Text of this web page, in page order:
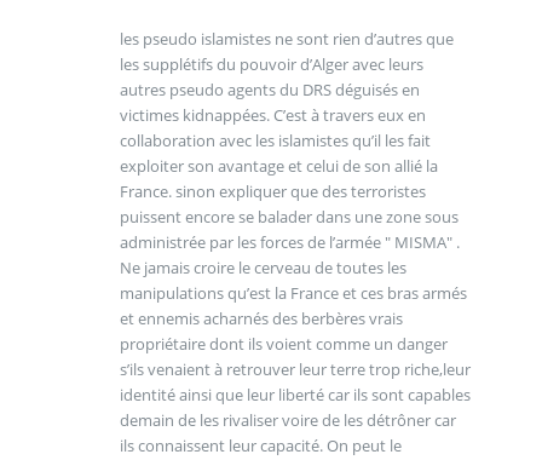
les pseudo islamistes ne sont rien d’autres que
les supplétifs du pouvoir d’Alger avec leurs
autres pseudo agents du DRS déguisés en
victimes kidnappées. C’est à travers eux en
collaboration avec les islamistes qu’il les fait
exploiter son avantage et celui de son allié la
France. sinon expliquer que des terroristes
puissent encore se balader dans une zone sous
administrée par les forces de l’armée " MISMA" .
Ne jamais croire le cerveau de toutes les
manipulations qu’est la France et ces bras armés
et ennemis acharnés des berbères vrais
propriétaire dont ils voient comme un danger
s’ils venaient à retrouver leur terre trop riche,leur
identité ainsi que leur liberté car ils sont capables
demain de les rivaliser voire de les détrôner car
ils connaissent leur capacité. On peut le